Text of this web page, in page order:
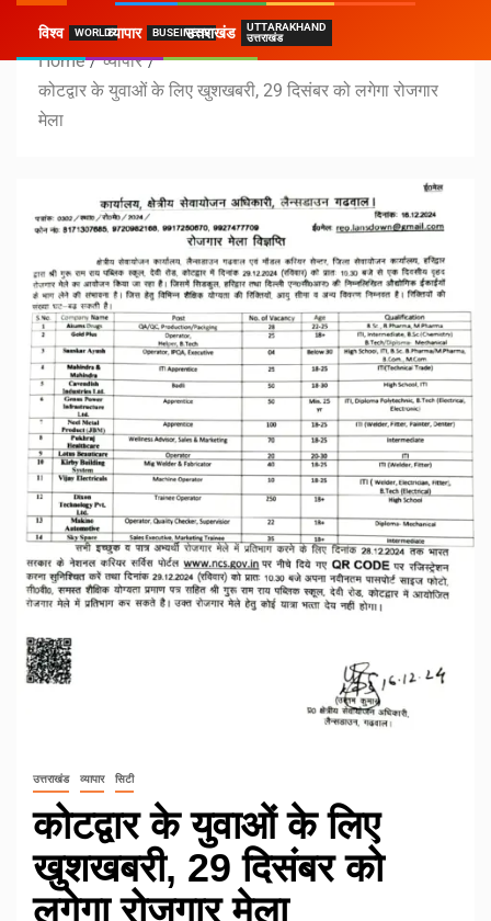
विश्व WORLDव्यापार BUSEINESSउत्तराखंड
UTTARAKHAND
उत्तराखंड
Home
व्यापार
कोटद्वार के युवाओं के लिए खुशखबरी, 29 दिसंबर को लगेगा रोजगार
मेला
उत्तराखंड व्यापार सिटी
कोटद्वार के युवाओं के लिए
खुशखबरी, 29 दिसंबर को
लगेगा रोजगार मेला